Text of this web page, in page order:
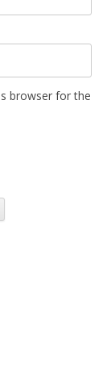
browser for the